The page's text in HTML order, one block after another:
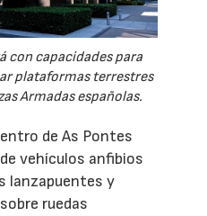
con capacidades para
plataformas terrestres
Armadas españolas.
de As Pontes
vehículos anfibios
lanzapuentes y
ruedas